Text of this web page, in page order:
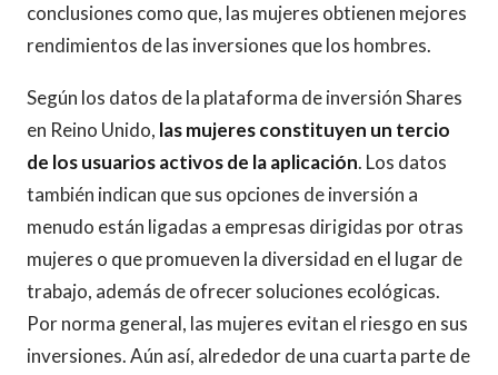
conclusiones como que, las mujeres obtienen mejores
rendimientos de las inversiones que los hombres.
Según los datos de la plataforma de inversión Shares
en Reino Unido, las mujeres constituyen un tercio
de los usuarios activos de la aplicación. Los datos
también indican que sus opciones de inversión a
menudo están ligadas a empresas dirigidas por otras
mujeres o que promueven la diversidad en el lugar de
trabajo, además de ofrecer soluciones ecológicas.
Por norma general, las mujeres evitan el riesgo en sus
inversiones. Aún así, alrededor de una cuarta parte de